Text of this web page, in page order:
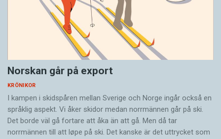
Norskan går på export
KRÖNIKOR
I kampen i skidspåren ­mellan Sverige och Norge ingår också en
språklig aspekt. Vi åker skidor medan norrmännen går på ski.
Det borde väl gå fortare att åka än att gå. Men då tar
norrmännen till att løpe på ski. Det ­kanske är det uttrycket som